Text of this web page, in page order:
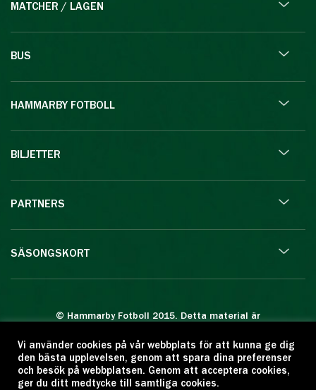
MATCHER / LAGEN
BUS
HAMMARBY FOTBOLL
BILJETTER
PARTNERS
SÄSONGSKORT
© Hammarby Fotboll 2015. Detta material är
Eftertryck eller annan kopiering är förbjuden.
Citera oss gärna men ange källan:
www.hammarbyfotboll.se. Ansvarig utgivare:
Vi använder cookies på vår webbplats för att kunna ge dig
den bästa upplevelsen, genom att spara dina preferenser
och besök på webbplatsen. Genom att acceptera cookies,
ger du ditt medtycke till samtliga cookies.